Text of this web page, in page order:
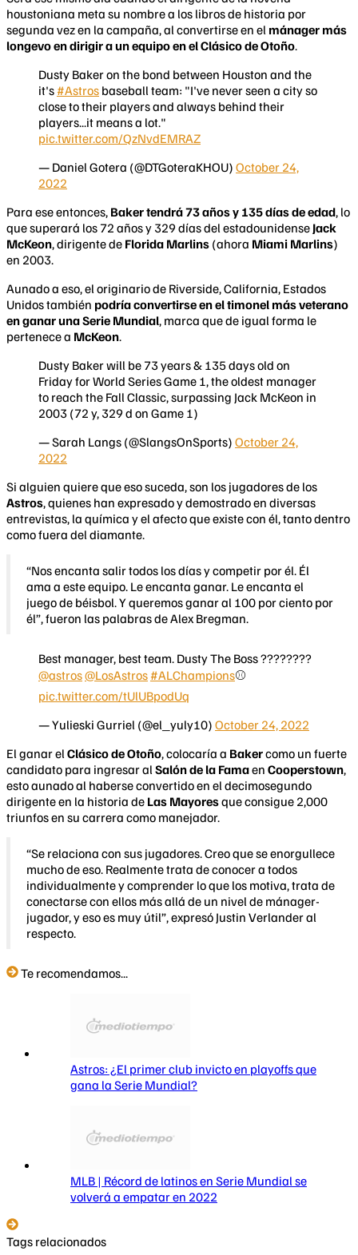
houstoniana meta su nombre a los libros de historia por
segunda vez en la campaña, al convertirse en el mánager más
longevo en dirigir a un equipo en elClásicode Otoño.
Dusty Baker on the bond between Houston and the
it's #Astros baseball team: "I've never seen a city so
close to their players and always behind their
players...it means a lot."
pic.twitter.com/QzNvdEMRAZ
— Daniel Gotera (@DTGoteraKHOU) October 24,
2022
Para ese entonces, Baker tendrá 73 años y 135 días de edad, lo
que superará los 72 años y 329 días del estadounidense Jack
McKeon, dirigente de Florida Marlins (ahora Miami Marlins)
en 2003.
Aunado a eso, el originario de Riverside, California, Estados
Unidos también podría convertirse en el timonel más veterano
en ganar una Serie Mundial, marca que de igual forma le
pertenece a McKeon.
Dusty Baker will be 73 years & 135 days old on
Friday for World Series Game 1, the oldest manager
to reach the Fall Classic, surpassing Jack McKeon in
2003 (72 y, 329 d on Game 1)
— Sarah Langs (@SlangsOnSports) October 24,
2022
Si alguien quiere que eso suceda, son los jugadores de los
Astros, quienes han expresado y demostrado en diversas
entrevistas, la química y el afecto que existe con él, tanto dentro
como fuera del diamante.
“Nos encanta salir todos los días y competir por él. Él
ama a este equipo. Le encanta ganar. Le encanta el
juego de béisbol. Y queremos ganar al 100 por ciento por
él”, fueron las palabras de Alex Bregman.
Best manager, best team. Dusty The Boss ????????
@astros@LosAstros #ALChampions⚾️
pic.twitter.com/tUlUBpodUq
— Yulieski Gurriel (@el_yuly10) October 24, 2022
El ganar el Clásico de Otoño, colocaría a Bakercomo un fuerte
candidato para ingresar al Salón de la Famaen Cooperstown,
esto aunado al haberse convertido en el decimosegundo
dirigente en la historia de Las Mayoresque consigue 2,000
triunfos en su carrera como manejador.
“Se relaciona con sus jugadores. Creo que se enorgullece
mucho de eso. Realmente trata de conocer a todos
individualmente y comprender lo que los motiva, trata de
conectarse con ellos más allá de un nivel de mánager-
jugador, y eso es muy útil”, expresó Justin Verlander al
respecto.
Te recomendamos...
Astros: ¿El primer club invicto en playoffs que
gana la Serie Mundial?
MLB | Récord de latinos en Serie Mundial se
volverá a empatar en 2022
Tags relacionados